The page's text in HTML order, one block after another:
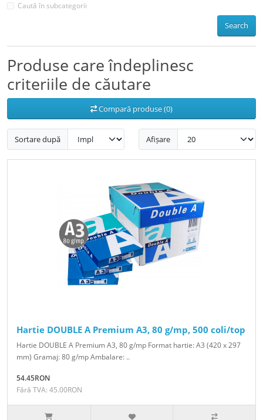
Caută în subcategorii
Search
Produse care îndeplinesc
criteriile de căutare
Compară produse (0)
Sortare după Afișare
Hartie DOUBLE A Premium A3, 80 g/mp, 500 coli/top
Hartie DOUBLE A Premium A3, 80 g/mp Format hartie: A3 (420 x 297
mm) Gramaj: 80 g/mp Ambalare: ..
54.45RON
Fără TVA: 45.00RON